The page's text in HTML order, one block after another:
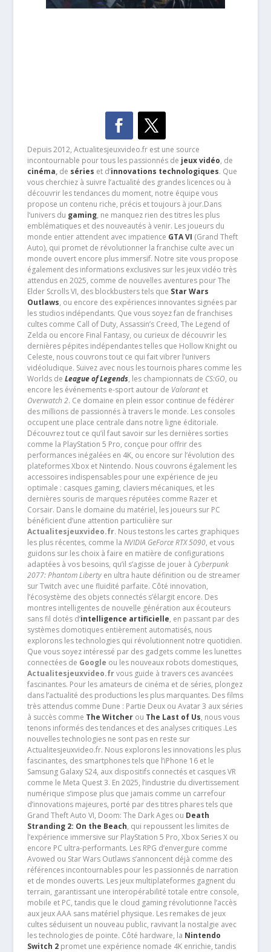
Depuis 2012, Actualitesjeuxvideo.fr est une source
incontournable pour tous les passionnés de jeux vidéo, de
cinéma,de séries et d’innovations technologiques. Que
vous cherchiez à suivre l’actualité des grandes licences ou à
découvrir les tendances du moment, notre équipe vous
propose un contenu riche, précis et toujours à jour.Dans
l’univers du gaming, ne manquez rien des titres les plus
emblématiques et des nouveautés à venir. Les joueurs du
monde entier attendent avec impatience GTA VI (Grand Theft
Auto), qui promet de révolutionner la franchise culte avec un
monde ouvert encore plus immersif. Notre site vous propose
également des informations exclusives sur les jeux vidéo très
attendus en 2025, comme de nouvelles aventures pour The
Elder Scrolls VI, des blockbusters tels que Star Wars
Outlaws, ou encore des expériences innovantes signées par
les studios indépendants. Que vous soyez fan de franchises
cultes comme Call of Duty, Assassin’s Creed, The Legend of
Zelda ou encore Final Fantasy, ou curieux de découvrir les
dernières pépites indépendantes telles que Hollow Knight ou
Celeste, nous couvrons tout ce qui fait vibrer l’univers
vidéoludique. Suivez avec nous les tournois phares comme les
Worlds de League of Legends, les championnats de CS:GO, ou
encore les événements e-sport autour de Valorantet
Overwatch 2. Ce domaine en plein essor continue de fédérer
des millions de passionnés à travers le monde. Les consoles
occupent une place centrale dans notre ligne éditoriale.
Découvrez tout ce qu’il faut savoir sur les dernières sorties
comme la PlayStation 5 Pro, conçue pour offrir des
performances inégalées en 4K, ou encore sur l’évolution des
plateformes Xbox et Nintendo. Nous couvrons également les
accessoires indispensables pour une expérience de jeu
optimale : casques gaming, claviers mécaniques, et les
dernières souris de marques réputées comme Razer et
Corsair. Dans le domaine du matériel, les joueurs sur PC
bénéficient d’une attention particulière sur
Actualitesjeuxvideo.fr. Nous testons les cartes graphiques
les plus récentes, comme la NVIDIA GeForce RTX 5090, et vous
guidons sur les choix à faire en matière de configurations
adaptées à vos besoins, qu’il s’agisse de jouer à Cyberpunk
2077: Phantom Libertyen ultra haute définition ou de streamer
sur Twitch avec une fluidité parfaite. Côté innovation,
l’écosystème des objets connectés s’élargit encore. Des
montres intelligentes de nouvelle génération aux écouteurs
sans fil dotés d’intelligence artificielle, en passant par des
systèmes domotiques entièrement automatisés, nous
explorons les technologies qui révolutionnent notre quotidien.
Que vous soyez intéressé par des gadgets comme les lunettes
connectées de Google ou les nouveaux robots domestiques,
Actualitesjeuxvideo.frvous guide à travers ces avancées
fascinantes. Pour les amateurs de cinéma et de séries, plongez
dans l’actualité des productions les plus marquantes. Des films
très attendus comme Dune : Partie Deux ou Avatar 3 aux séries
à succès comme The Witcherou The Last of Us, nous vous
tenons informés des tendances et des analyses critiques .Les
nouvelles technologies ne sont pas en reste sur
Actualitesjeuxvideo.fr. Nous explorons les innovations les plus
fascinantes, des smartphones tels que l’iPhone 16 et le
Samsung Galaxy S24, aux dispositifs connectés et casques VR
comme le Meta Quest 3. En 2025, l’industrie du divertissement
numérique s’impose plus que jamais comme un carrefour
d’innovations majeures, porté par des titres phares tels que
Grand Theft Auto VI, Doom: The Dark Ages ou Death
Stranding 2: On the Beach, qui repoussent les limites de
l’expérience immersive sur PlayStation 5 Pro, Xbox Series X ou
encore PC ultra-performants. Les RPG d’envergure comme
Avowed ou Star Wars Outlaws s’annoncent déjà comme des
références incontournables pour les passionnés de narration
et de mondes ouverts. Les jeux multiplateformes gagnent du
terrain, garantissant une interopérabilité totale entre console,
mobile et PC, tandis que le cloud gaming révolutionne l’accès
aux jeux AAA sans matériel physique. Les remakes de jeux
cultes séduisent un nouveau public, ravivant la nostalgie avec
les technologies de pointe. Côté hardware, la Nintendo
Switch 2promet une expérience nomade 4K enrichie, tandis